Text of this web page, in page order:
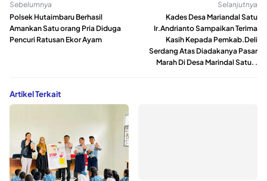
Sebelumnya
Polsek Hutaimbaru Berhasil
Amankan Satu orang Pria Diduga
Pencuri Ratusan Ekor Ayam
Selanjutnya
Kades Desa Mariandal Satu
Ir.Andrianto Sampaikan Terima
Kasih Kepada Pemkab.Deli
Serdang Atas Diadakanya Pasar
Marah Di Desa Marindal Satu. .
Artikel Terkait